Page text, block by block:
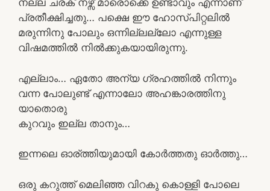
നല്ല ചരക് നഴ്സ് മാരൊക്കെ ഉണ്ടാവും എന്നാണ്
പ്രതീക്ഷിച്ചതു… പക്ഷെ ഈ ഹോസ്പിറ്റലിൽ
മരുന്നിനു പോലും ഒന്നില്ലല്ലോ എന്നുള്ള
വിഷമത്തിൽ നിൽക്കുകയായിരുന്നു.
എല്ലാം… ഏതോ അന്യ ഗ്രഹത്തിൽ നിന്നും
വന്ന പോലുണ്ട് എന്നാലോ അഹങ്കാരത്തിനു
യാതൊരു
കുറവും ഇല്ല താനും…
ഇന്നലെ ഓര്ത്തിയുമായി കോർത്തതു ഓർത്തു…
ഒരു കറുത്ത് മെലിഞ്ഞ വിറകു കൊള്ളി പോലെ